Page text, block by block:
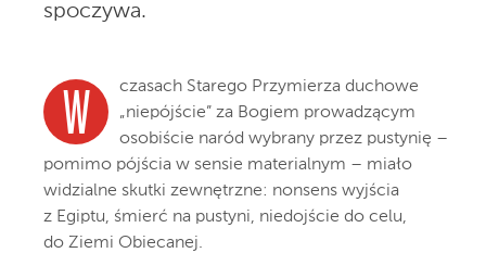
spoczywa.
W
czasach Starego Przymierza duchowe
„niepójście” za Bogiem prowadzącym
osobiście naród wybrany przez pustynię –
pomimo pójścia w sensie materialnym – miało
widzialne skutki zewnętrzne: nonsens wyjścia
z Egiptu, śmierć na pustyni, niedojście do celu,
do Ziemi Obiecanej.